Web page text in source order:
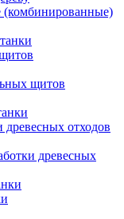
щитов
древесных отходов
древесных